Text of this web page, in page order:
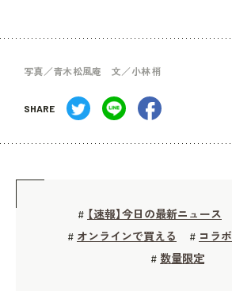
写真／青木松風庵 文／小林 梢
SHARE
# 【速報】今日の最新ニュース
# オンラインで買える # コラボ
# 数量限定